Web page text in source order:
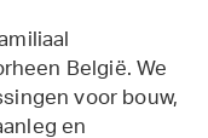
België. We
voor bouw,
en